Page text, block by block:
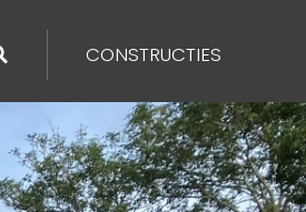
CONSTRUCTIES